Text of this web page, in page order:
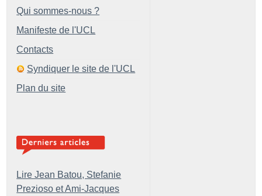
Qui sommes-nous ?
Manifeste de l'UCL
Contacts
Syndiquer le site de l'UCL
Plan du site
Lire Jean Batou, Stefanie
Prezioso et Ami-Jacques